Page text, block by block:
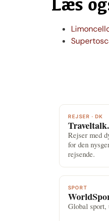
Læs
REJSER · DK
Rejser med
for den
rejsende.
SPORT
Global sport,